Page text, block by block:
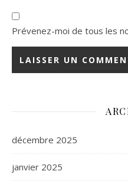
Prévenez-moi de tous les
décembre 2025
janvier 2025